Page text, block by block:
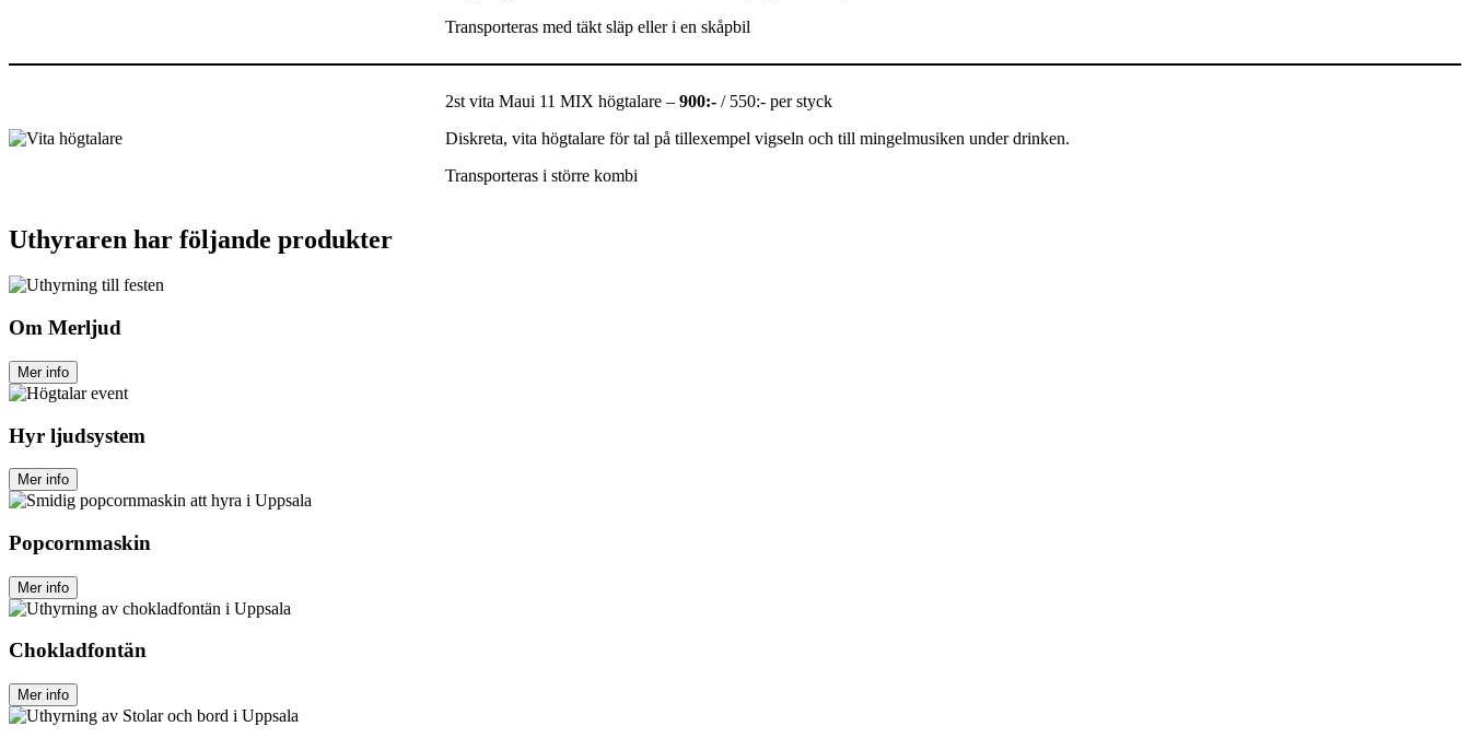
Transporteras med täkt släp eller i en skåpbil
2st vita Maui 11 MIX högtalare –900:- / 550:- per styck
Diskreta, vita högtalare för tal på tillexempel vigseln och till mingelmusiken under drinken.
Transporteras i större kombi
Uthyraren har följande produkter
Om Merljud
Mer info
Hyr ljudsystem
Mer info
Popcornmaskin
Mer info
Chokladfontän
Mer info